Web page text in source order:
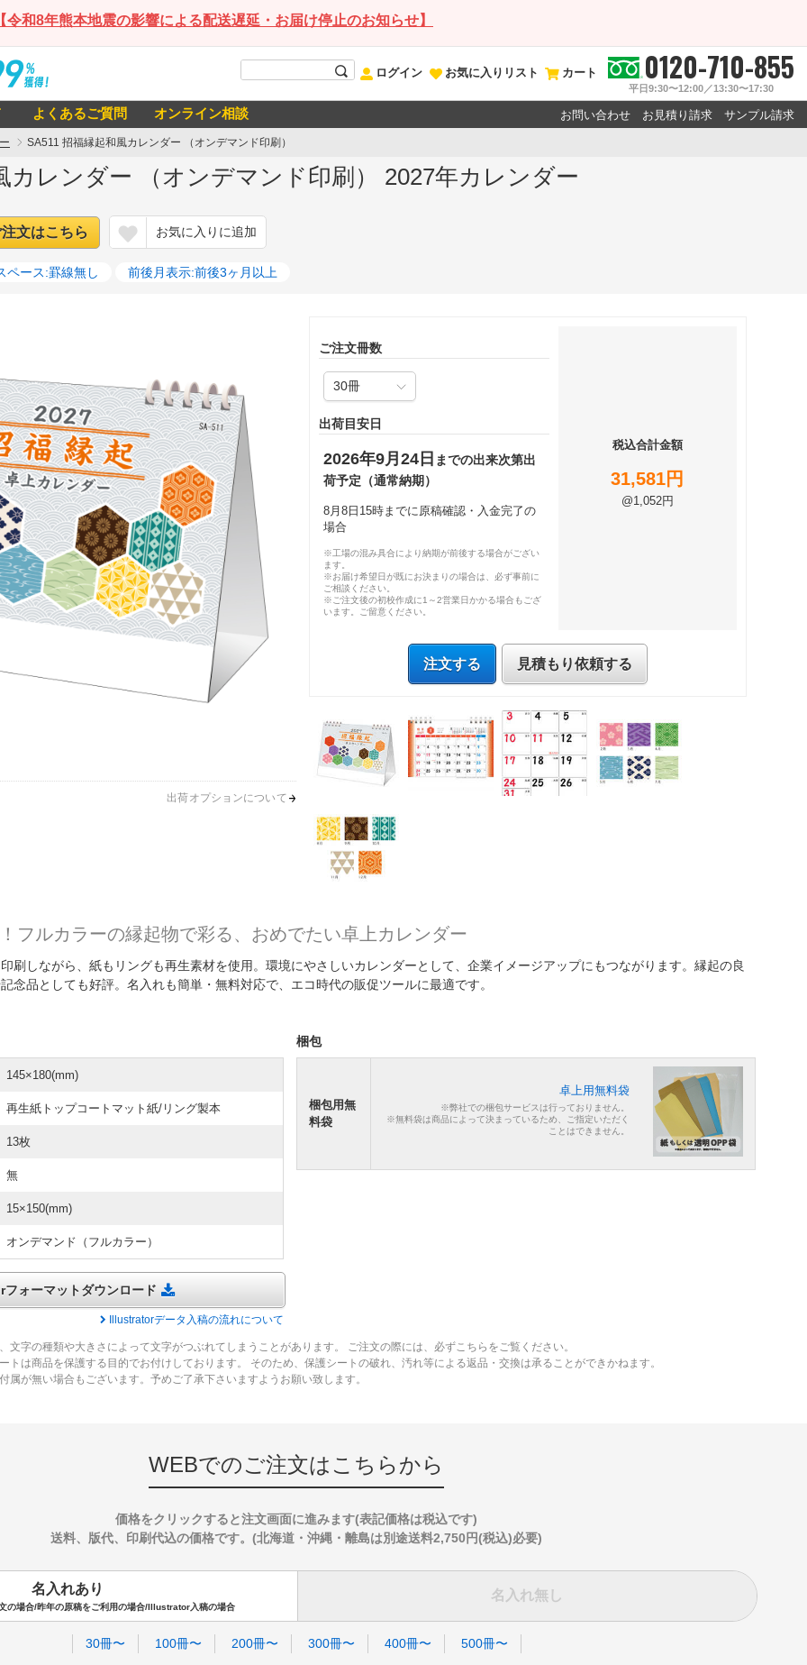
令和8年熊本地震の影響による配送遅延・お届け停止のお知らせ】
ログイン お気に入りリスト カート 0120-710-855
平日9:30〜12:00／13:30〜17:30
よくあるご質問 オンライン相談 お問い合わせ お見積り請求 サンプル請求
SA511 招福縁起和風カレンダー （オンデマンド印刷）
カレンダー （オンデマンド印刷） 2027年カレンダー
文はこちら お気に入りに追加
ペース:罫線無し 前後月表示:前後3ヶ月以上
出荷オプションについて
ご注文冊数
出荷目安日
2026年9月24日 までの出来次第出
荷予定（通常納期）
8月8日15時までに原稿確認・入金完了の
場合
※工場の混み具合により納期が前後する場合がござい
ます。
※お届け希望日が既にお決まりの場合は、必ず事前に
ご相談ください。
※ご注文後の初校作成に1～2営業日かかる場合もござ
います。ご留意ください。
税込合計金額
31,581円
@1,052円
注文する 見積もり依頼する
フルカラーの縁起物で彩る、おめでたい卓上カレンダー
刷しながら、紙もリングも再生素材を使用。環境にやさしいカレンダーとして、企業イメージアップにもつながります。縁起の良
念品としても好評。名入れも簡単・無料対応で、エコ時代の販促ツールに最適です。
145×180(mm)
再生紙トップコートマット紙/リング製本
13枚
無
15×150(mm)
オンデマンド（フルカラー）
ォーマットダウンロード
Illustratorデータ入稿の流れについて
梱包
梱包用無
料袋
卓上用無料袋
※弊社での梱包サービスは行っておりません。
※無料袋は商品によって決まっているため、ご指定いただく
ことはできません。
字の種類や大きさによって文字がつぶれてしまうことがあります。 ご注文の際には、必ずこちらをご覧ください。
は商品を保護する目的でお付けしております。 そのため、保護シートの破れ、汚れ等による返品・交換は承ることができかねます。
属が無い場合もございます。予めご了承下さいますようお願い致します。
WEBでのご注文はこちらから
価格をクリックすると注文画面に進みます(表記価格は税込です)
送料、版代、印刷代込の価格です。(北海道・沖縄・離島は別途送料2,750円(税込)必要)
名入れあり
の場合/昨年の原稿をご利用の場合/Illustrator入稿の場合
名入れ無し
30冊〜 100冊〜 200冊〜 300冊〜 400冊〜 500冊〜